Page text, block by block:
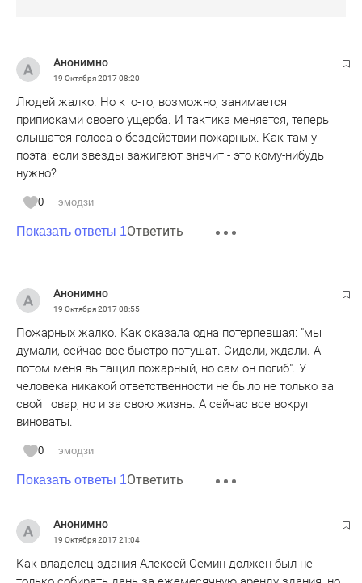
Анонимно
19 Октября 201708:20
Людей жалко. Но кто-то, возможно, занимается
приписками своего ущерба. И тактика меняется, теперь
слышатся голоса о бездействии пожарных. Как там у
поэта: если звёзды зажигают значит - это кому-нибудь
нужно?
0 эмодзи
Показать ответы 1Ответить
Анонимно
19 Октября 201708:55
Пожарных жалко. Как сказала одна потерпевшая: "мы
думали, сейчас все быстро потушат. Сидели, ждали. А
потом меня вытащил пожарный, но сам он погиб". У
человека никакой ответственности не было не только за
свой товар, но и за свою жизнь. А сейчас все вокруг
виноваты.
0 эмодзи
Показать ответы 1Ответить
Анонимно
19 Октября 201721:04
Как владелец здания Алексей Семин должен был не